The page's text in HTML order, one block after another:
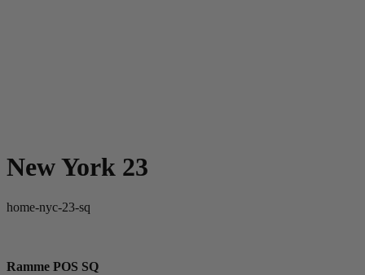
New York 23
home-nyc-23-sq
Ramme POS SQ